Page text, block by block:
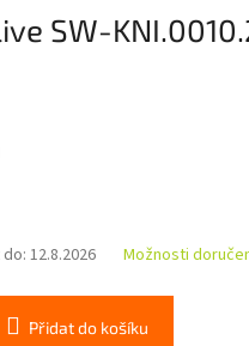
SW-
12.8.2026 Možnosti
Přidat do košíku